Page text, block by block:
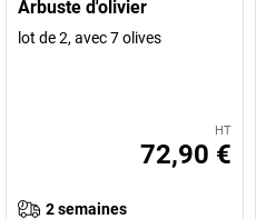
Arbuste d'olivier
lot de 2, avec 7 olives
HT
72,90 €
2 semaines